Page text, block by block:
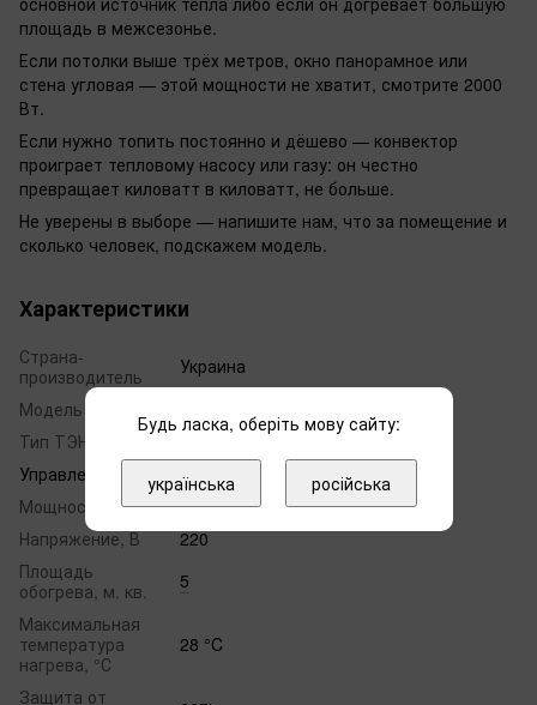
площадь в межсезонье.
Если потолки выше трёх метров, окно панорамное или
стена угловая — этой мощности не хватит, смотрите 2000
Вт.
Если нужно топить постоянно и дёшево — конвектор
проиграет тепловому насосу или газу: он честно
превращает киловатт в киловатт, не больше.
Не уверены в выборе — напишите нам, что за помещение и
сколько человек, подскажем модель.
Характеристики
Страна-
производитель
Украина
Модель
Тип ТЭНа
закрытый
Управление
механическое
Мощность, Вт
500
Напряжение, В
220
Площадь
обогрева, м. кв.
5
Максимальная
температура
нагрева, °С
28 °C
Защита от
Будь ласка, оберіть мову сайту:
українська російська